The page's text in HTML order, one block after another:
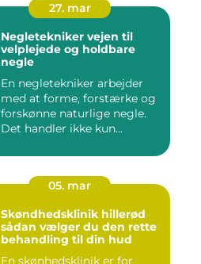
27. mar
Negletekniker vejen til
velplejede og holdbare
negle
En negletekniker arbejder
med at forme, forstærke og
forskønne naturlige negle.
Det handler ikke kun...
05. mar
Skøndhedsklinik hillerød
sådan vælger du den rette
behandling til din hud
En skønhedsklinik er for